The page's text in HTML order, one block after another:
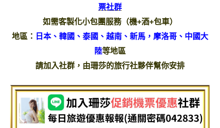
票社群
如需客製化小包團服務（機+酒+包車）
地區： 日本、韓國、泰國、越南、新馬，摩洛哥、中國大
陸等地區
請加入社群，由珊莎的旅行社夥伴幫你安排